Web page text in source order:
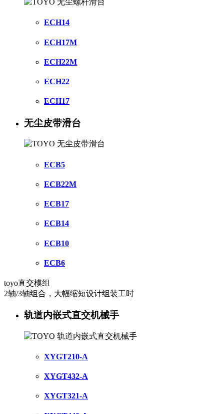
ECH14
ECH17M
ECH22M
ECH22
ECH17
无尘皮带滑台
ECB5
ECB22M
ECB17
ECB14
ECB10
ECB6
toyo直交模组
2轴/3轴组合，大幅缩短设计组装工时
轨道内嵌式直交机械手
XYGT210-A
XYGT432-A
XYGT321-A